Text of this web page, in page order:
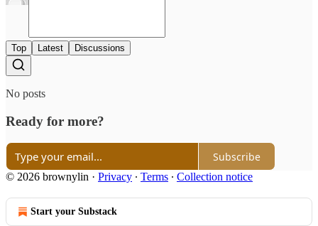
Top Latest Discussions
No posts
Ready for more?
Subscribe
© 2026 brownylin · Privacy ∙ Terms ∙ Collection notice
Start your Substack